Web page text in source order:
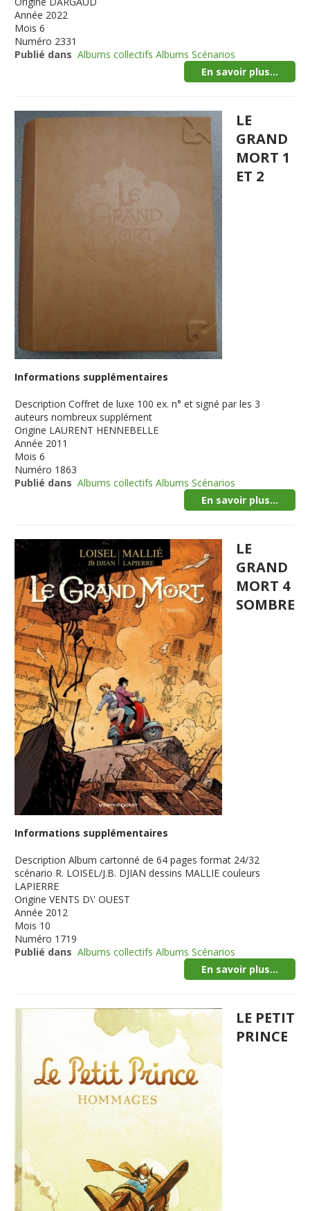
Année 2022
Mois 6
Numéro 2331
Publié dans Albums collectifs Albums Scénarios
En savoir plus...
LE
GRAND
MORT 1
ET 2
Informations supplémentaires
Description Coffret de luxe 100 ex. n° et signé par les 3
auteurs nombreux supplément
Origine LAURENT HENNEBELLE
Année 2011
Mois 6
Numéro 1863
Publié dans Albums collectifs Albums Scénarios
En savoir plus...
LE
GRAND
MORT 4
SOMBRE
Informations supplémentaires
Description Album cartonné de 64 pages format 24/32
scénario R. LOISEL/J.B. DJIAN dessins MALLIE couleurs
LAPIERRE
Origine VENTS D\' OUEST
Année 2012
Mois 10
Numéro 1719
Publié dans Albums collectifs Albums Scénarios
En savoir plus...
LE PETIT
PRINCE